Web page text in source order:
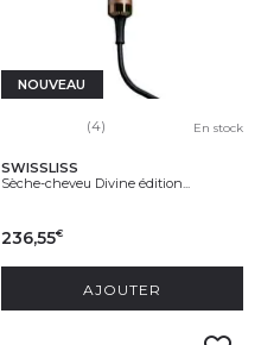
NOUVEAU
(4) En stock
SWISSLISS
Sèche-cheveu Divine édition...
236,55€
AJOUTER